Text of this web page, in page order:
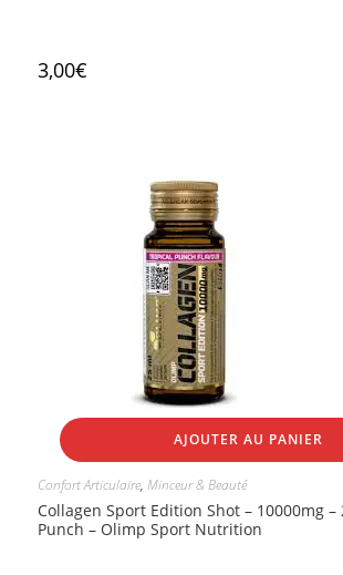
3,00€
AJOUTER AU PANIER
Confort Articulaire, Minceur & Beauté
Collagen Sport Edition Shot – 10000mg
Punch – Olimp Sport Nutrition